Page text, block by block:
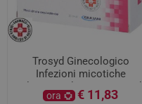
Trosyd Ginecologico
Infezioni micotiche
vulvovaginali 50mg 15 ovuli
ora € 11,83